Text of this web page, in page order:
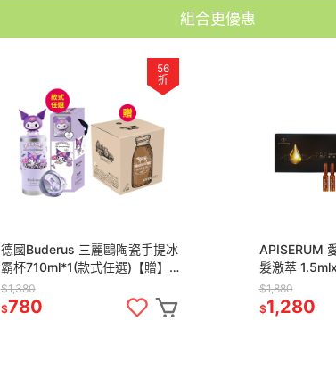
組合更優惠
56
折
德國Buderus 三麗鷗陶瓷手提冰
霸杯710ml*1(款式任選)【贈】
Dripo ドリポ牧場即溶飲品 咖啡
牛乳*1
$1,380
$780
APISERUM
髮激萃
舒妃自然匯
膜*1
$1,880
$1,280